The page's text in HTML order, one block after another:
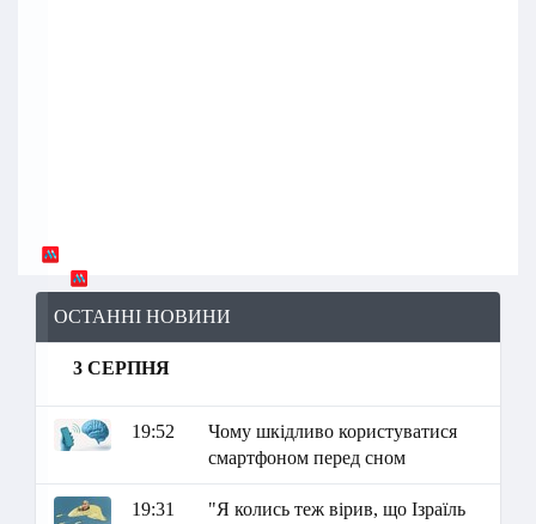
ОСТАННІ НОВИНИ
3 СЕРПНЯ
19:52
Чому шкідливо користуватися
смартфоном перед сном
19:31
"Я колись теж вірив, що Ізраїль